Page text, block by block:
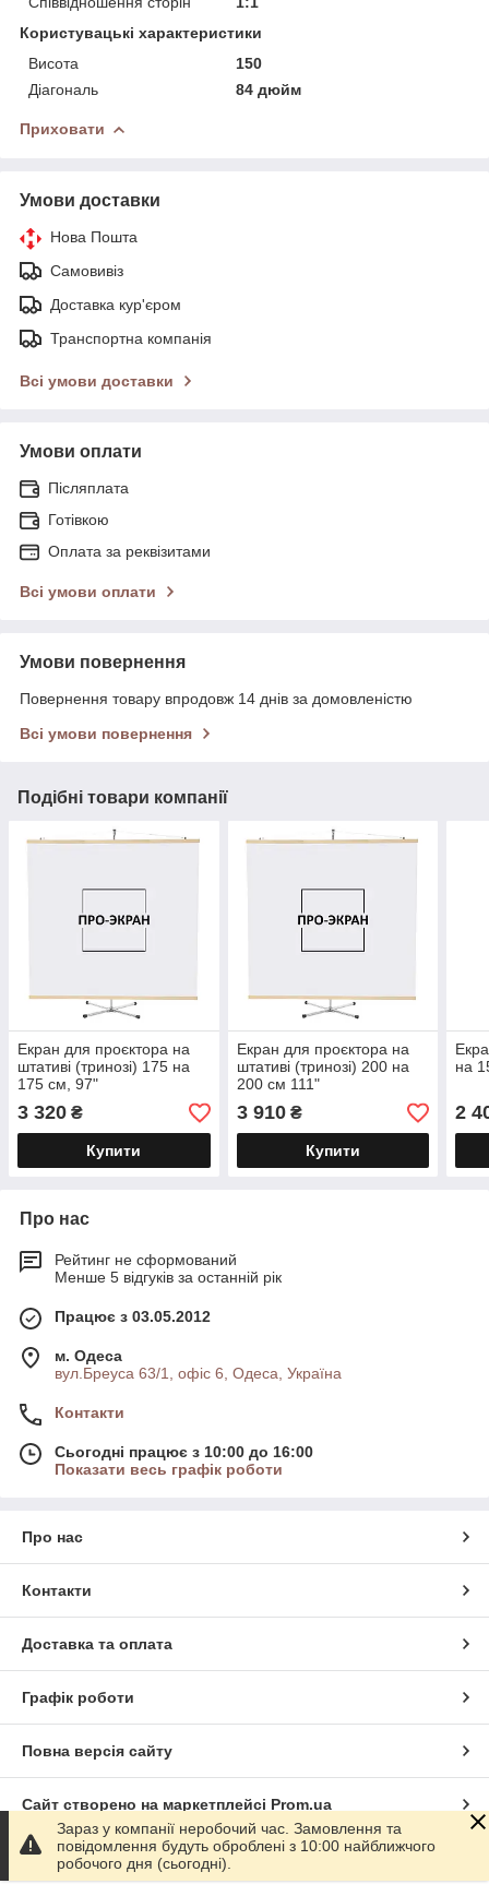
Користувацькі характеристики
Висота
150
Діагональ
84 дюйм
Приховати
Умови доставки
Нова Пошта
Самовивіз
Доставка кур'єром
Транспортна компанія
Всі умови доставки
Умови оплати
Післяплата
Готівкою
Оплата за реквізитами
Всі умови оплати
Умови повернення
Повернення товару впродовж 14 днів за домовленістю
Всі умови повернення
Подібні товари компанії
Екран для проєктора на
штативі (тринозі) 175 на
175 см, 97"
3 320 ₴
Купити
Екран для проєктора на
штативі (тринозі) 200 на
200 см 111"
3 910₴
Купити
на
2
Про нас
Рейтинг не сформований
Менше 5 відгуків за останній рік
Працює з 03.05.2012
м. Одеса
вул.Бреуса 63/1, офіс 6, Одеса, Україна
Контакти
Сьогодні працює з 10:00 до 16:00
Показати весь графік роботи
Про нас
Контакти
Доставка та оплата
Графік роботи
Повна версія сайту
Сайт створено на маркетплейсі Prom.ua
Політика конфіденційності
Зараз у компанії неробочий час. Замовлення та
повідомлення будуть оброблені з 10:00 найближчого
робочого дня (сьогодні).